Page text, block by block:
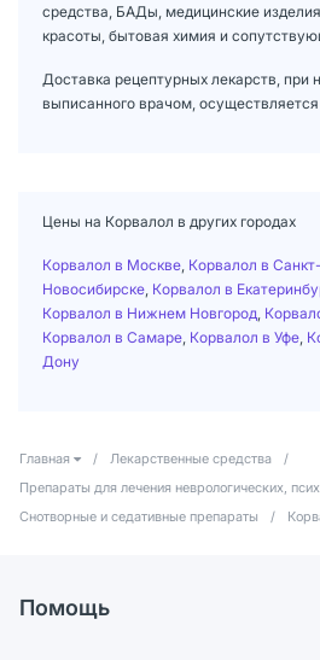
средства, БАДы, медицинские
красоты, бытовая химия и
Доставка рецептурных лекарств, при
выписанного врачом,
Цены на Корвалол в других городах
Корвалол в Москве Корвалол в
Новосибирске Корвалол в
Корвалол в Нижнем Новгород
Корвалол в Самаре Корвалол в Уфе
Дону
Главная / Лекарственные средства
/
Препараты для лечения неврологических,
Снотворные и седативные препараты
/
Помощь